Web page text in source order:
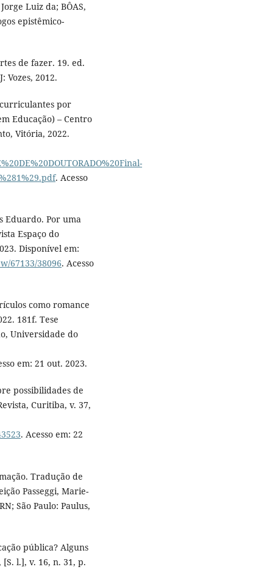
Luiz da; BÔAS,
epistêmico-
de fazer. 19. ed.
Vozes, 2012.
por
Educação) – Centro
Vitória, 2022.
. Acesso
Eduardo. Por uma
Espaço do
Disponível em:
67133/38096. Acesso
como romance
181f. Tese
Universidade do
em: 21 out. 2023.
possibilidades de
Curitiba, v. 37,
. Acesso em: 22
Tradução de
Passeggi, Marie-
São Paulo: Paulus,
pública? Alguns
l.], v. 16, n. 31, p.